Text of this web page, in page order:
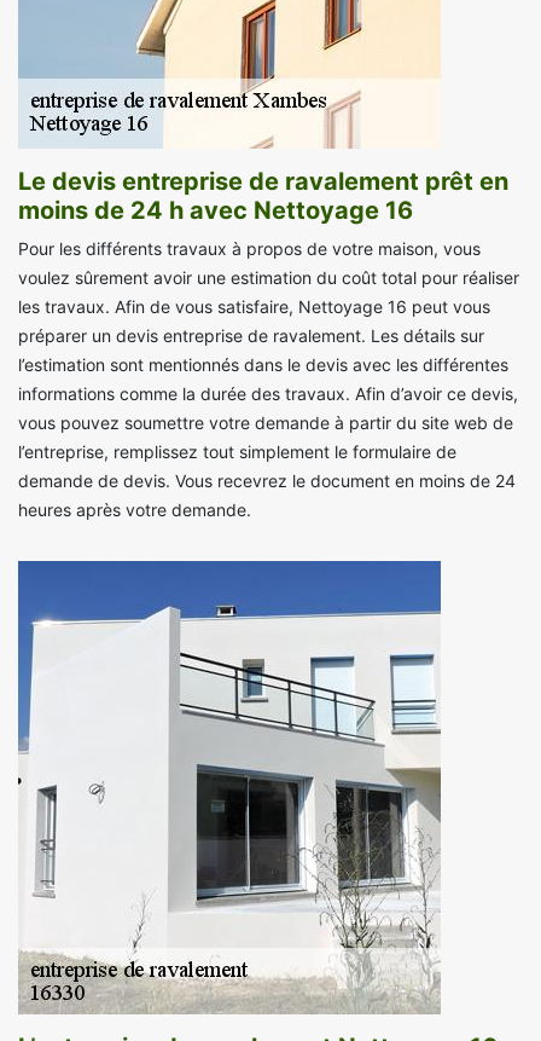
Le devis entreprise de ravalement prêt en
moins de 24 h avec Nettoyage 16
Pour les différents travaux à propos de votre maison, vous
voulez sûrement avoir une estimation du coût total pour réaliser
les travaux. Afin de vous satisfaire, Nettoyage 16 peut vous
préparer un devis entreprise de ravalement. Les détails sur
l’estimation sont mentionnés dans le devis avec les différentes
informations comme la durée des travaux. Afin d’avoir ce devis,
vous pouvez soumettre votre demande à partir du site web de
l’entreprise, remplissez tout simplement le formulaire de
demande de devis. Vous recevrez le document en moins de 24
heures après votre demande.